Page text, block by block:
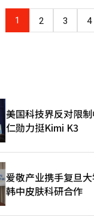
幅最高，达到12.1%；
。年均销售额超过3亿
。其中，餐饮业占697
餐桌前，开心地吃饭。
闻到的炸鸡香味让我最
智能（AI）系统翻译与
首场小组赛击败捷克
哥队、25日上午10时
下午1时的销售额较前
酒、炸鸡以及冰杯等商
门周边门店销售额同比
料和矿泉水等饮品表现
食品销量也同步增长
、汉堡、面包和三明治
世界杯的消费时间和消
类产品熬夜看球不同
观看比赛时食用的简餐
类。 炸鸡行业迅速调整经营策
国队比赛日提前开放线
单相对冷清的工作日上
客流增长。食品饮料企
1 2 3 4
美国科技界反对限
仁勋力挺Kimi K3
爱敬产业携手复旦
韩中皮肤科研合作